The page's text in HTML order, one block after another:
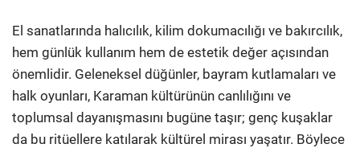
El sanatlarında halıcılık, kilim dokumacılığı ve bakırcılık,
hem günlük kullanım hem de estetik değer açısından
önemlidir. Geleneksel düğünler, bayram kutlamaları ve
halk oyunları, Karaman kültürünün canlılığını ve
toplumsal dayanışmasını bugüne taşır; genç kuşaklar
da bu ritüellere katılarak kültürel mirası yaşatır. Böylece